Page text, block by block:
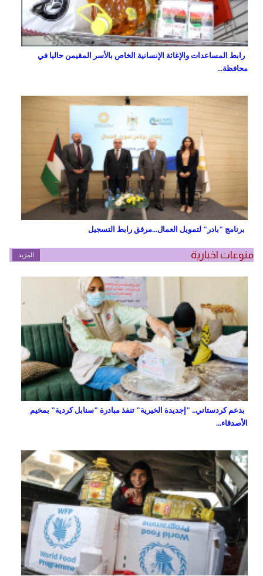
رابط المساعدات والإغاثة الإنسانية الخاص بالأسر المقيمن حاليا في
محافظة...
برنامج "بادر" لتمويل العمال...مرفق رابط التسجيل
منوعات اخبارية المزيد
بدعم كردستاني.. "إجديدة الخيرية" تنفذ مبادرة "سنابل كردية" بمخيم
الأصدقاء...